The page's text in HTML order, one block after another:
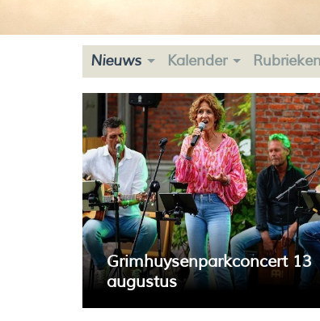
Nieuws Kalender Rubrieken
Grimhuysenparkconcert 13
augustus